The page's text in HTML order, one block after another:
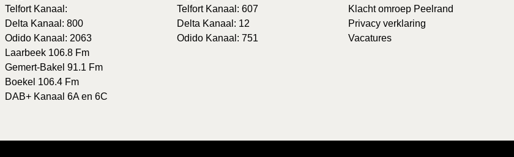
Telfort Kanaal:
Delta Kanaal: 800
Odido Kanaal: 2063
Laarbeek 106.8 Fm
Gemert-Bakel 91.1 Fm
Boekel 106.4 Fm
DAB+ Kanaal 6A en 6C
Telfort Kanaal: 607
Delta Kanaal: 12
Odido Kanaal: 751
Klacht omroep Peelrand
Privacy verklaring
Vacatures